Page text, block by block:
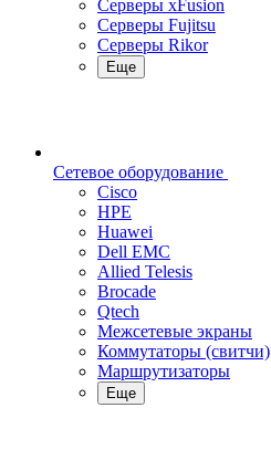
Серверы xFusion
Серверы Fujitsu
Серверы Rikor
Еще
Сетевое оборудование
Cisco
HPE
Huawei
Dell EMC
Allied Telesis
Brocade
Qtech
Межсетевые экраны
Коммутаторы (свитчи)
Маршрутизаторы
Еще